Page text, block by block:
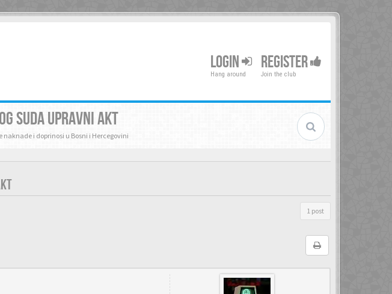
LOGIN
Hang around
REGISTER
Join the club
SUDA UPRAVNI AKT
i doprinosi u Bosni i Hercegovini
1 post